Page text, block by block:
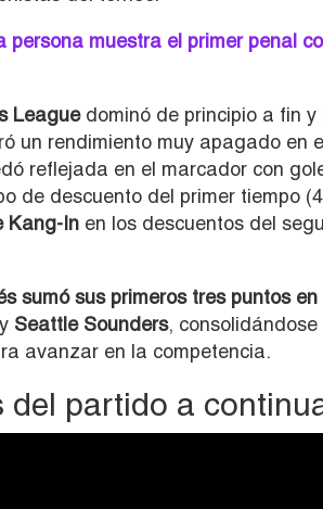
persona muestra el primer penal
Leaguedominó de principio a fin y
un rendimiento muy apagado en
reflejada en el marcador con
de descuento del primer tiempo
Kang-In en los descuentos del
sumó sus primeros tres puntos
Seattle Sounders,
avanzar en la competencia.
del partido a